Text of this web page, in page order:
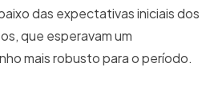
das expectativas iniciais dos
que esperavam um
mais robusto para o período.